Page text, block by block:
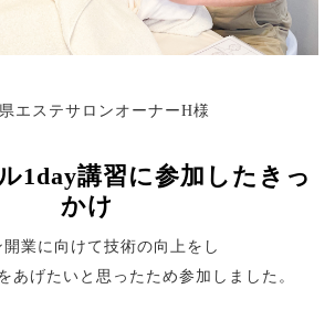
エステサロンオーナーH様
1day講習に参加したきっ
かけ
開業に向けて技術の向上をし
あげたいと思ったため参加しました。